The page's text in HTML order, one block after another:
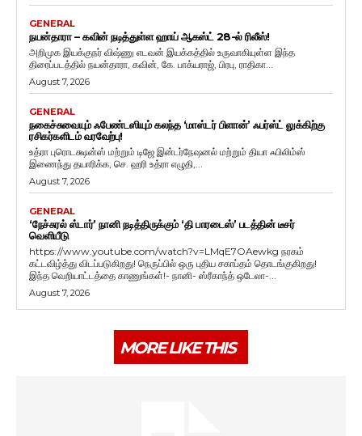
GENERAL
நயன்தாரா – கவின் நடித்துள்ள ஹாய் ஆகஸ்ட் 28-ல் ரிலீஸ்!
அறிமுக இயக்குநர் விஷ்ணு எடவன் இயக்கத்தில் உருவாகியுள்ள இந்த
திரைப்படத்தில் நயன்தாரா, கவின், கே. பாக்யராஜ், பிரபு, ராதிகா...
August 7, 2026
GENERAL
நகைச்சுவையும் ஃபேண்டஸியும் கலந்த ‘மாஸ்டர் பிளான்’ ஃபர்ஸ்ட் லுக்கிற்கு
ரசிகர்களிடம் வரவேற்பு!
உத்ரா புரொடக்ஷன்ஸ் மற்றும் டிஜே இன்டர்நேஷனல் மற்றும் தியா ஃபிலிம்ஸ்
இணைந்து தயாரிக்க, செ. ஹரி உத்ரா எழுதி,...
August 7, 2026
GENERAL
‘நேச்சுரல் ஸ்டார்’ நானி நடித்திருக்கும் ‘தி பாரடைஸ்’ படத்தின் டீசர்
வெளியீடு
https://www.youtube.com/watch?v=LMqE7OAewkg நரகம்
கட்டவிழ்த்து விடப்படுகிறது! நெருப்பில் ஒரு புதிய சகாப்தம் தொடங்குகிறது!
இந்த வெறியாட்டத்தை காணுங்கள்!- நானி- ஸ்ரீகாந்த் ஒடேலா-...
August 7, 2026
MORE LIKE THIS